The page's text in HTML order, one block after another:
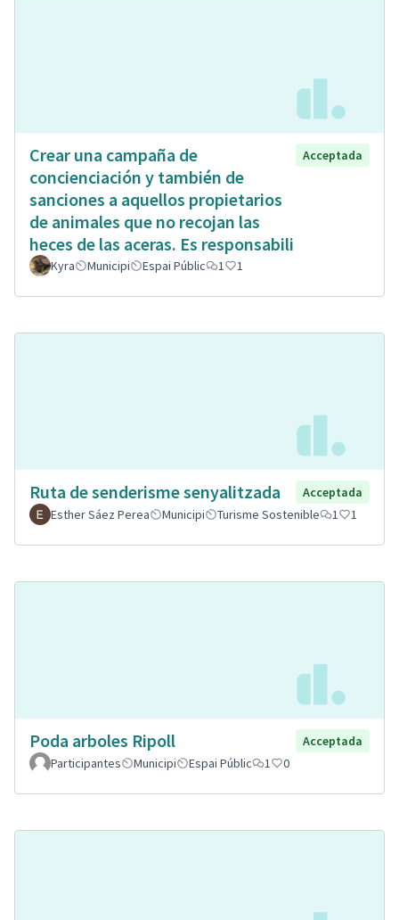
Crear una campaña de
concienciación y también de
sanciones a aquellos propietarios
de animales que no recojan las
heces de las aceras. Es responsabili
Acceptada
Kyra Municipi Espai Públic 1 1
Ruta de senderisme senyalitzada
Acceptada
Esther Sáez Perea
Municipi Turisme Sostenible 1 1
Poda arboles Ripoll
Acceptada
Participantes
Municipi Espai Públic 1 0